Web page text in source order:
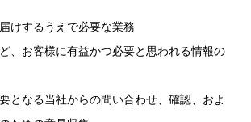
けするうえで必要な業務
、お客様に有益かつ必要と思われる情報の
となる当社からの問い合わせ、確認、およ